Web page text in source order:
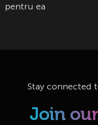
pentru ea
Stay connected
Join